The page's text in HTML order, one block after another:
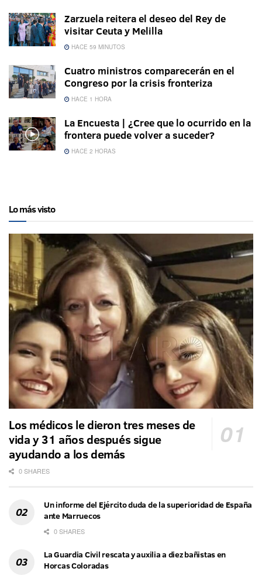
Zarzuela reitera el deseo del Rey de
visitar Ceuta y Melilla
HACE 59 MINUTOS
Cuatro ministros comparecerán en el
Congreso por la crisis fronteriza
HACE 1 HORA
La Encuesta | ¿Cree que lo ocurrido en la
frontera puede volver a suceder?
HACE 2 HORAS
Lo más visto
Los médicos le dieron tres meses de
vida y 31 años después sigue
ayudando a los demás
0 SHARES
Un informe del Ejército duda de la superioridad de España
ante Marruecos
0 SHARES
La Guardia Civil rescata y auxilia a diez bañistas en
Horcas Coloradas